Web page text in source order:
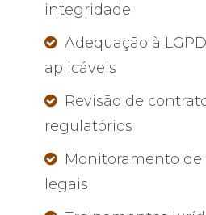
integridade
Adequação à
aplicáveis
Revisão de
regulatórios
Monitoramento de
legais